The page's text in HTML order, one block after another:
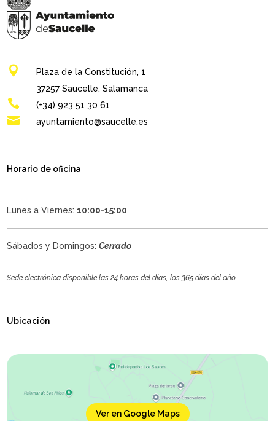

Plaza de la Constitución, 1
37257 Saucelle, Salamanca
 (+34) 923 51 30 61
 ayuntamiento@saucelle.es
Horario de oficina
Lunes a Viernes:10:00-15:00
Sábados y Domingos:Cerrado
Sede electrónica disponible las 24 horas del días, los 365 días del año.
Ubicación
Ver en Google Maps